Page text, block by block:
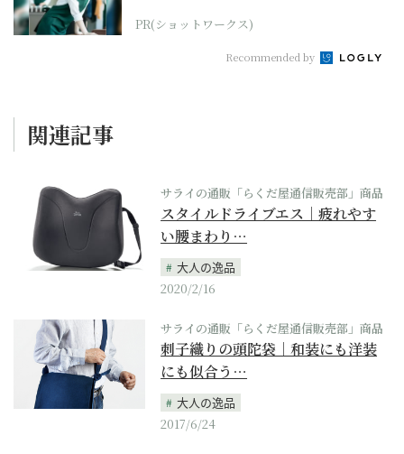
PR(ショットワークス)
Recommended by
関連記事
サライの通販「らくだ屋通信販売部」商品
スタイルドライブエス｜疲れやす
い腰まわり…
大人の逸品
2020/2/16
サライの通販「らくだ屋通信販売部」商品
刺子織りの頭陀袋｜和装にも洋装
にも似合う…
大人の逸品
2017/6/24